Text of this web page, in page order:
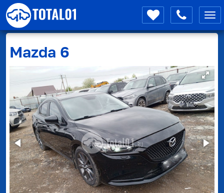
Mazda 6